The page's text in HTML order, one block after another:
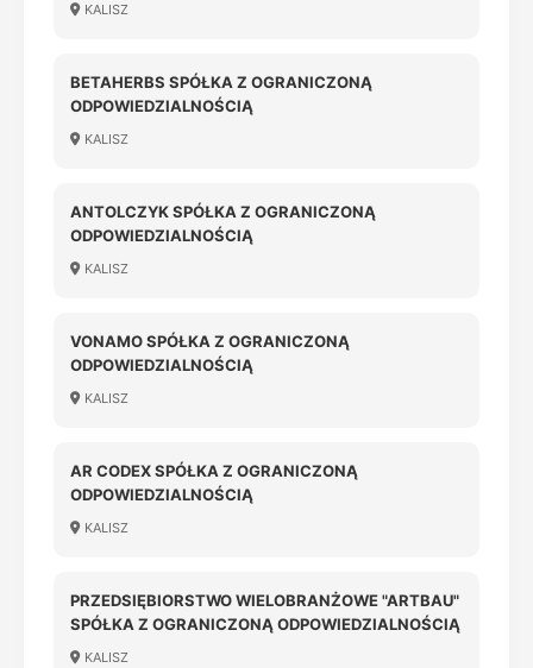
KALISZ
BETAHERBS SPÓŁKA Z OGRANICZONĄ
ODPOWIEDZIALNOŚCIĄ
KALISZ
ANTOLCZYK SPÓŁKA Z OGRANICZONĄ
ODPOWIEDZIALNOŚCIĄ
KALISZ
VONAMO SPÓŁKA Z OGRANICZONĄ
ODPOWIEDZIALNOŚCIĄ
KALISZ
AR CODEX SPÓŁKA Z OGRANICZONĄ
ODPOWIEDZIALNOŚCIĄ
KALISZ
PRZEDSIĘBIORSTWO WIELOBRANŻOWE "ARTBAU"
SPÓŁKA Z OGRANICZONĄ ODPOWIEDZIALNOŚCIĄ
KALISZ